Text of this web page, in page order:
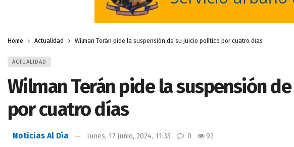
Home Actualidad Wilman Terán pide la suspensión de su juicio político por cuatro días
ACTUALIDAD
Wilman Terán pide la suspensión
por cuatro días
Noticias Al Día lunes, 17 junio, 2024, 11:33 0 92